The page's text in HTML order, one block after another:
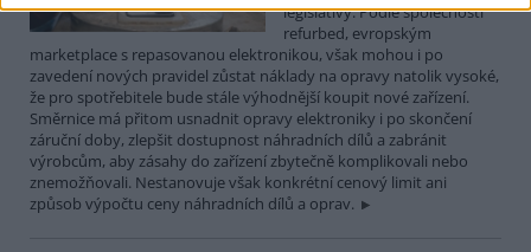
legislativy. Podle společnosti
refurbed, evropským
marketplace s repasovanou elektronikou, však mohou i po
zavedení nových pravidel zůstat náklady na opravy natolik vysoké,
že pro spotřebitele bude stále výhodnější koupit nové zařízení.
Směrnice má přitom usnadnit opravy elektroniky i po skončení
záruční doby, zlepšit dostupnost náhradních dílů a zabránit
výrobcům, aby zásahy do zařízení zbytečně komplikovali nebo
znemožňovali. Nestanovuje však konkrétní cenový limit ani
způsob výpočtu ceny náhradních dílů a oprav.